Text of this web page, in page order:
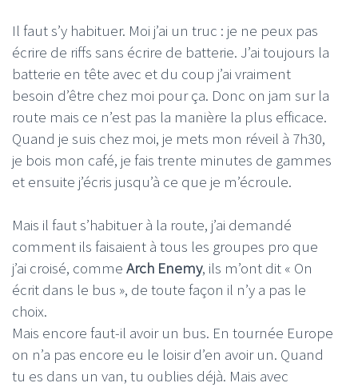
Il faut s’y habituer. Moi j’ai un truc : je ne peux pas
écrire de riffs sans écrire de batterie. J’ai toujours la
batterie en tête avec et du coup j’ai vraiment
besoin d’être chez moi pour ça. Donc on jam sur la
route mais ce n’est pas la manière la plus efficace.
Quand je suis chez moi, je mets mon réveil à 7h30,
je bois mon café, je fais trente minutes de gammes
et ensuite j’écris jusqu’à ce que je m’écroule.
Mais il faut s’habituer à la route, j’ai demandé
comment ils faisaient à tous les groupes pro que
j’ai croisé, comme Arch Enemy, ils m’ont dit « On
écrit dans le bus », de toute façon il n’y a pas le
choix.
Mais encore faut-il avoir un bus. En tournée Europe
on n’a pas encore eu le loisir d’en avoir un. Quand
tu es dans un van, tu oublies déjà. Mais avec